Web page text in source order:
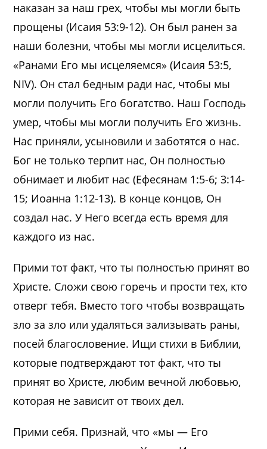
наказан за наш грех, чтобы мы могли быть
прощены (Исаия 53:9-12). Он был ранен за
наши болезни, чтобы мы могли исцелиться.
«Ранами Его мы исцеляемся» (Исаия 53:5,
NIV). Он стал бедным ради нас, чтобы мы
могли получить Его богатство. Наш Господь
умер, чтобы мы могли получить Его жизнь.
Нас приняли, усыновили и заботятся о нас.
Бог не только терпит нас, Он полностью
обнимает и любит нас (Ефесянам 1:5-6; 3:14-
15; Иоанна 1:12-13). В конце концов, Он
создал нас. У Него всегда есть время для
каждого из нас.
Прими тот факт, что ты полностью принят во
Христе. Сложи свою горечь и прости тех, кто
отверг тебя. Вместо того чтобы возвращать
зло за зло или удаляться зализывать раны,
посей благословение. Ищи стихи в Библии,
которые подтверждают тот факт, что ты
принят во Христе, любим вечной любовью,
которая не зависит от твоих дел.
Прими себя. Признай, что «мы — Его